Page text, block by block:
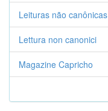
Leituras não canônicas
Lettura non canonici
Magazine Capricho